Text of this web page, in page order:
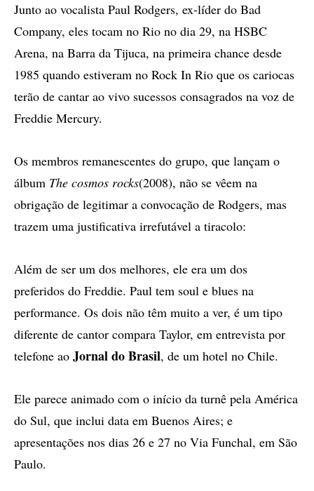
Junto ao vocalista Paul Rodgers, ex-líder do Bad
Company, eles tocam no Rio no dia 29, na HSBC
Arena, na Barra da Tijuca, na primeira chance desde
1985 quando estiveram no Rock In Rio que os cariocas
terão de cantar ao vivo sucessos consagrados na voz de
Freddie Mercury.
Os membros remanescentes do grupo, que lançam o
álbum The cosmos rocks(2008), não se vêem na
obrigação de legitimar a convocação de Rodgers, mas
trazem uma justificativa irrefutável a tiracolo:
Além de ser um dos melhores, ele era um dos
preferidos do Freddie. Paul tem soul e blues na
performance. Os dois não têm muito a ver, é um tipo
diferente de cantor compara Taylor, em entrevista por
telefone ao Jornal do Brasil, de um hotel no Chile.
Ele parece animado com o início da turnê pela América
do Sul, que inclui data em Buenos Aires; e
apresentações nos dias 26 e 27 no Via Funchal, em São
Paulo.